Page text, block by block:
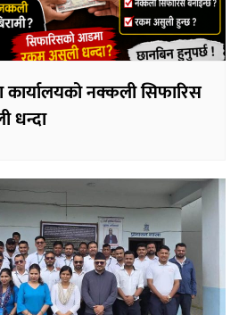
कार्यालयको नक्कली सिफारिस
धन्दा